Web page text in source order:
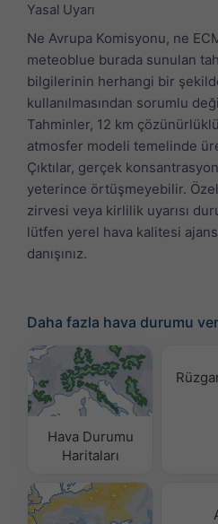
Yasal Uyarı
Ne Avrupa Komisyonu, ne
meteoblue burada sunulan
bilgilerinin herhangi bir
kullanılmasından sorumlu
Tahminler, 12 km
atmosfer modeli temelinde
Çıktılar, gerçek
yeterince örtüşmeyebilir.
zirvesi veya kirlilik uyarısı
lütfen yerel hava kalitesi
danışınız.
Daha fazla hava durumu
Hava Durumu
Haritaları​